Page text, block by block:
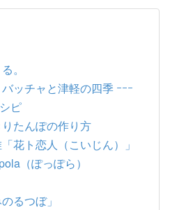
。
ッチャと津軽の四季 ｰｰｰ
ピ
たんぽの作り方
花ト恋人（こいじん）」
（ぽっぽら）
るつぼ」